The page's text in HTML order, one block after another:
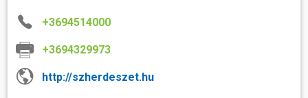
+3694514000
+3694329973
http://szherdeszet.hu